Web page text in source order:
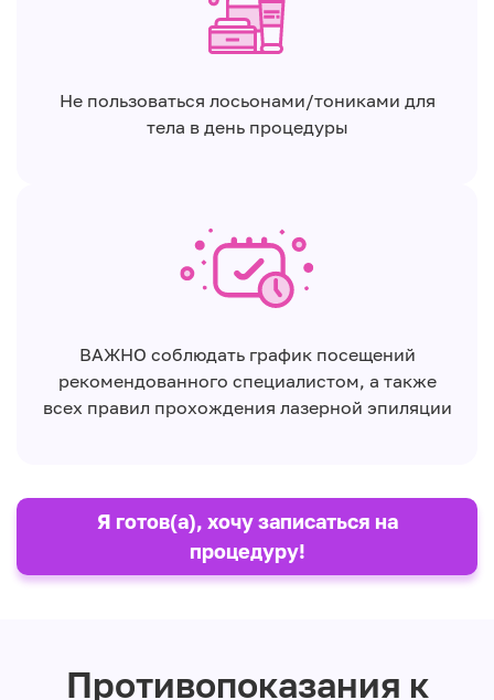
Не пользоваться лосьонами/тониками для
тела в день процедуры
ВАЖНО соблюдать график посещений
рекомендованного специалистом, а также
всех правил прохождения лазерной эпиляции
Я готов(а), хочу записаться на
процедуру!
Противопоказания к